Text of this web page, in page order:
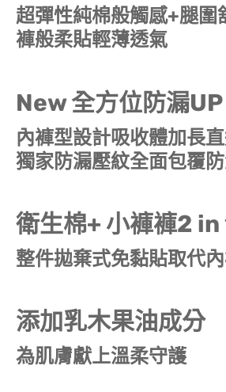
超彈性純棉般觸感+腿圍
褲般柔貼輕薄透氣
New 全方位防漏UP
內褲型設計吸收體加長
獨家防漏壓紋全面包覆
衛生棉+ 小褲褲2 in
整件拋棄式免黏貼取代
添加乳木果油成分
為肌膚獻上溫柔守護